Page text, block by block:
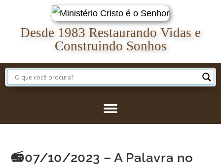
Desde 1983 Restaurando Vidas e
Construindo Sonhos
📻07/10/2023 – A Palavra no